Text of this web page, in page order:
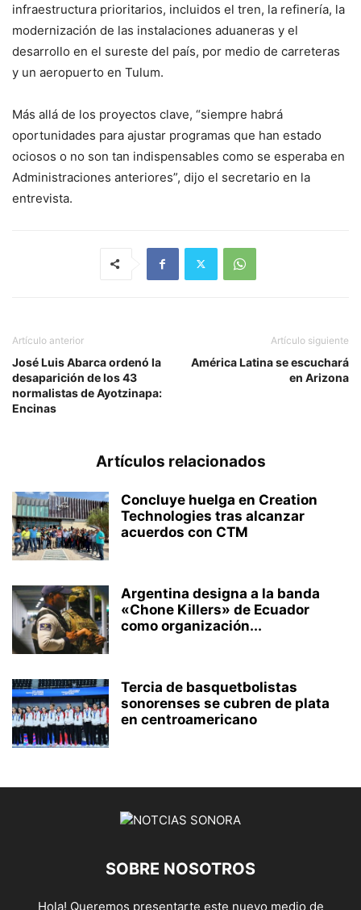
infraestructura prioritarios, incluidos el tren, la refinería, la
modernización de las instalaciones aduaneras y el
desarrollo en el sureste del país, por medio de carreteras
y un aeropuerto en Tulum.
Más allá de los proyectos clave, “siempre habrá
oportunidades para ajustar programas que han estado
ociosos o no son tan indispensables como se esperaba en
Administraciones anteriores”, dijo el secretario en la
entrevista.
Artículo anterior
José Luis Abarca ordenó la
desaparición de los 43
normalistas de Ayotzinapa:
Encinas
Artículo siguiente
América Latina se escuchará
en Arizona
Artículos relacionados
Concluye huelga en Creation
Technologies tras alcanzar
acuerdos con CTM
Argentina designa a la banda
«Chone Killers» de Ecuador
como organización...
Tercia de basquetbolistas
sonorenses se cubren de plata
en centroamericano
SOBRE NOSOTROS
Hola! Queremos presentarte este nuevo medio de